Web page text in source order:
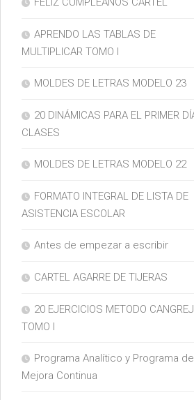
APRENDO LAS TABLAS DE
MULTIPLICAR TOMO I
MOLDES DE LETRAS MODELO 23
20 DINÁMICAS PARA EL PRIMER
CLASES
MOLDES DE LETRAS MODELO 22
FORMATO INTEGRAL DE LISTA DE
ASISTENCIA ESCOLAR
Antes de empezar a escribir
CARTEL AGARRE DE TIJERAS
20 EJERCICIOS METODO
TOMO I
Programa Analítico y Programa de
Mejora Continua